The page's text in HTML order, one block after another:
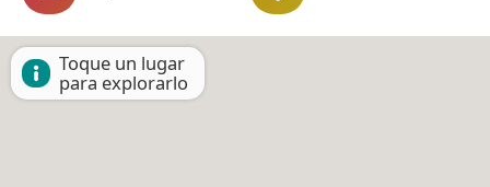
Toque un lugar
para explorarlo